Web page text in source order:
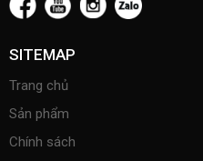
SITEMAP
Trang chủ
Sản phẩm
Chính sách